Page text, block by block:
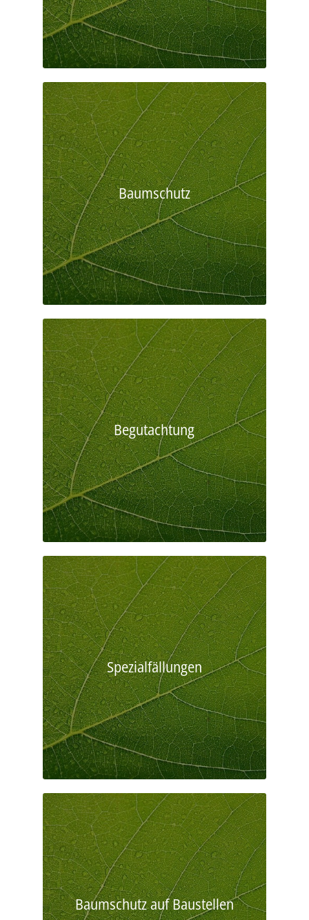
Baumschutz
Begutachtung
Spezialfällungen
Baumschutz auf Baustellen